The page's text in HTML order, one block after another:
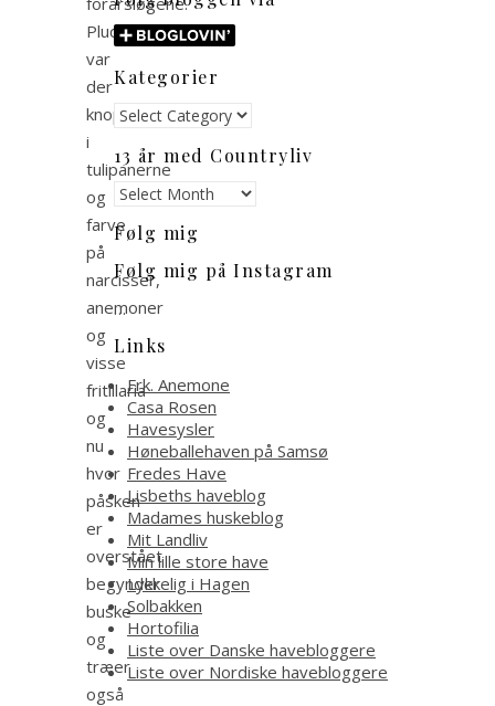
Pludselig
var
der
knopper
i
tulipanerne
og
farve
på
narcisser,
anemoner
og
visse
fritillaria
og
nu
hvor
påsken
er
overstået
begynder
buske
og
træer
også
Kategorier
Kategorier
13 år med Countryliv
13
med
Countryliv
Følg mig
Følg mig på Instagram
…
Links
Frk. Anemone
Casa Rosen
Havesysler
Høneballehaven på Samsø
Fredes Have
Lisbeths haveblog
Madames huskeblog
Mit Landliv
Min lille store have
Lykkelig i Hagen
Solbakken
Hortofilia
Liste over Danske havebloggere
Liste over Nordiske havebloggere